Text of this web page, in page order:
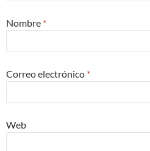
Nombre *
Correo electrónico *
Web